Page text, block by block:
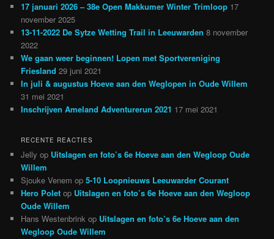
17 januari 2026 – 38e Open Makkumer Winter Trimloop 17
november 2025
13-11-2022 De Sytze Wetting Trail in Leeuwarden 8 november
2022
We gaan weer beginnen! Lopen met Sportvereniging
Friesland 29 juni 2021
In juli & augustus Hoeve aan den Weglopen in Oude Willem
31 mei 2021
Inschrijven Ameland Adventurerun 2021 17 mei 2021
RECENTE REACTIES
Jelly op Uitslagen en foto’s 6e Hoeve aan den Wegloop Oude
Willem
Sjouke Venem op5-10 Loopnieuws Leeuwarder Courant
Hero Polet op Uitslagen en foto’s 6e Hoeve aan den Wegloop
Oude Willem
Hans Westenbrink op Uitslagen en foto’s 6e Hoeve aan den
Wegloop Oude Willem